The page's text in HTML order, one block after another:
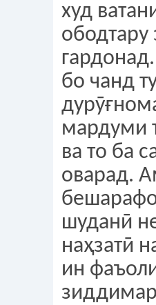
худ
ободтару
бо чанд
мардуми
ва то ба
оварад.
шуданӣ
наҳзатӣ
ин